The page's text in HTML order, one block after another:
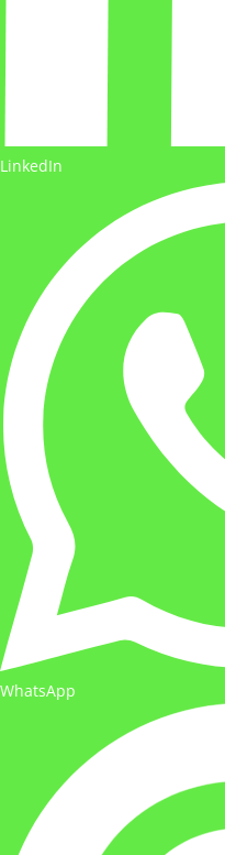
LinkedIn
WhatsApp